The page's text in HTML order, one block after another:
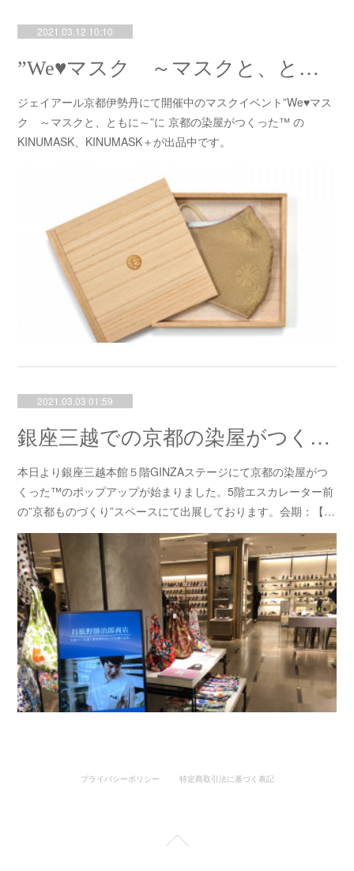
2021.03.12 10:10
”We♥マスク ～マスクと、ともに～” ジェイアール京都伊勢丹にて開催中のマスクイベントにKINUMASK、KINUMASK＋出品中です。
ジェイアール京都伊勢丹にて開催中のマスクイベント”We♥マス
ク ～マスクと、ともに～”に 京都の染屋がつくった™ の
KINUMASK、KINUMASK＋が出品中です。
2021.03.03 01:59
銀座三越での京都の染屋がつくった™のポップアップが始まりました！！
本日より銀座三越本館５階GINZAステージにて京都の染屋がつ
くった™のポップアップが始まりました。5階エスカレーター前
の”京都ものづくり”スペースにて出展しております。会期：【…
プライバシーポリシー 特定商取引法に基づく表記